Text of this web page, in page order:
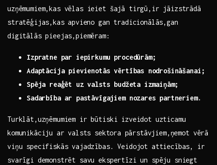
uzņēmumiem,kas vēlas ieiet​ šajā tirgū,ir​ jāizstrādā
stratēģijas,kas ⁤apvieno gan tradicionālās,gan
digitālās‌ pieejas,piemēram:⁣
Izpratne par iepirkumu procedūrām;
Adaptācija pievienotās vērtības⁢ nodrošināšanai;
Spēja reaģēt uz valsts⁢ budžeta ⁤izmaiņām;
Sadarbība ar pastāvīgajiem nozares ⁣partneriem.
Turklāt,uzņēmumiem ​ir būtiski izveidot uzticamu
komunikāciju ar⁢ valsts⁢ sektora ⁢pārstāvjiem,ņemot vērā
viņu specifiskās vajadzības. ‌Veidojot attiecības, ir
svarīgi demonstrēt savu ekspertīzi un spēju sniegt